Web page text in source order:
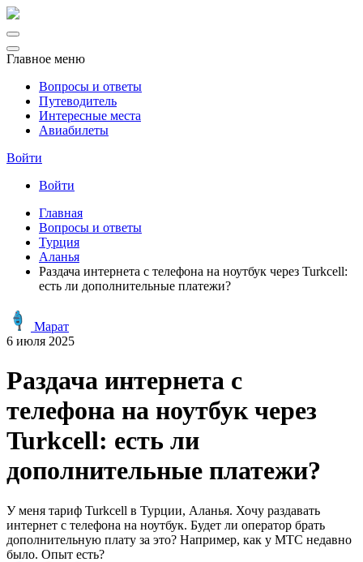
Главное меню
Вопросы и ответы
Путеводитель
Интересные места
Авиабилеты
Войти
Войти
Главная
Вопросы и ответы
Турция
Аланья
Раздача интернета с телефона на ноутбук через Turkcell:
есть ли дополнительные платежи?
Марат
6 июля 2025
Раздача интернета с
телефона на ноутбук через
Turkcell: есть ли
дополнительные платежи?
У меня тариф Turkcell в Турции, Аланья. Хочу раздавать
интернет с телефона на ноутбук. Будет ли оператор брать
дополнительную плату за это? Например, как у МТС недавно
было. Опыт есть?